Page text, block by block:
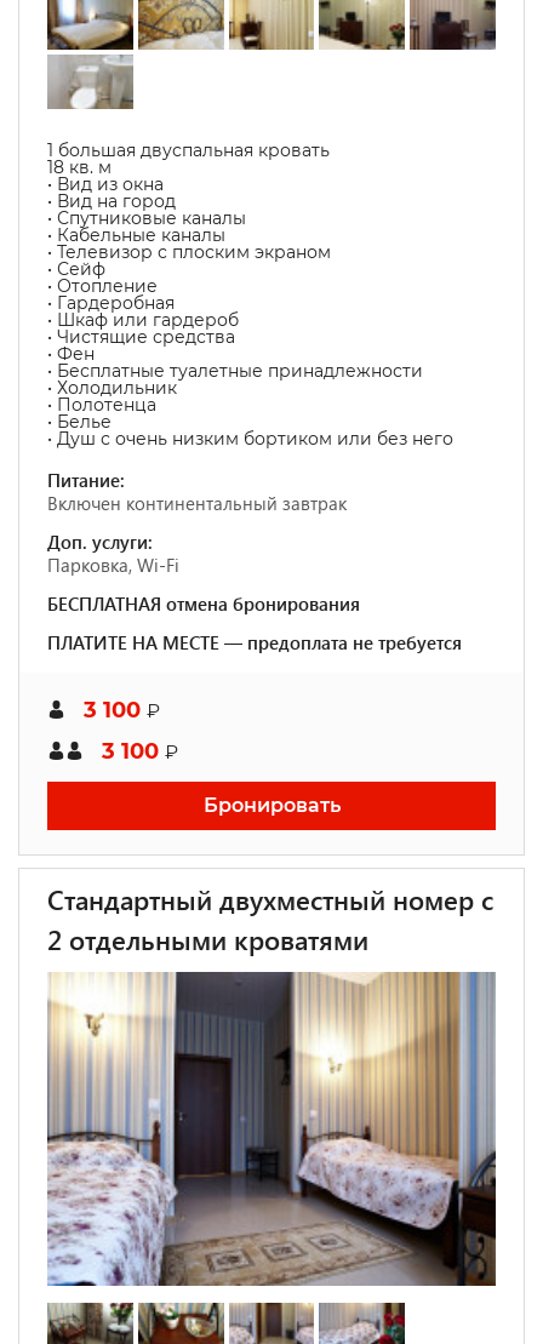
1 большая двуспальная кровать
18 кв. м
• Вид из окна
• Вид на город
• Спутниковые каналы
• Кабельные каналы
• Телевизор с плоским экраном
• Сейф
• Отопление
• Гардеробная
• Шкаф или гардероб
• Чистящие средства
• Фен
• Бесплатные туалетные принадлежности
• Холодильник
• Полотенца
• Белье
• Душ с очень низким бортиком или без него
Питание:
Включен континентальный завтрак
Доп. услуги:
Парковка, Wi-Fi
БЕСПЛАТНАЯ отмена бронирования
ПЛАТИТЕ НА МЕСТЕ — предоплата не требуется
3 100 ₽
3 100 ₽
Бронировать
Стандартный двухместный номер с
2 отдельными кроватями